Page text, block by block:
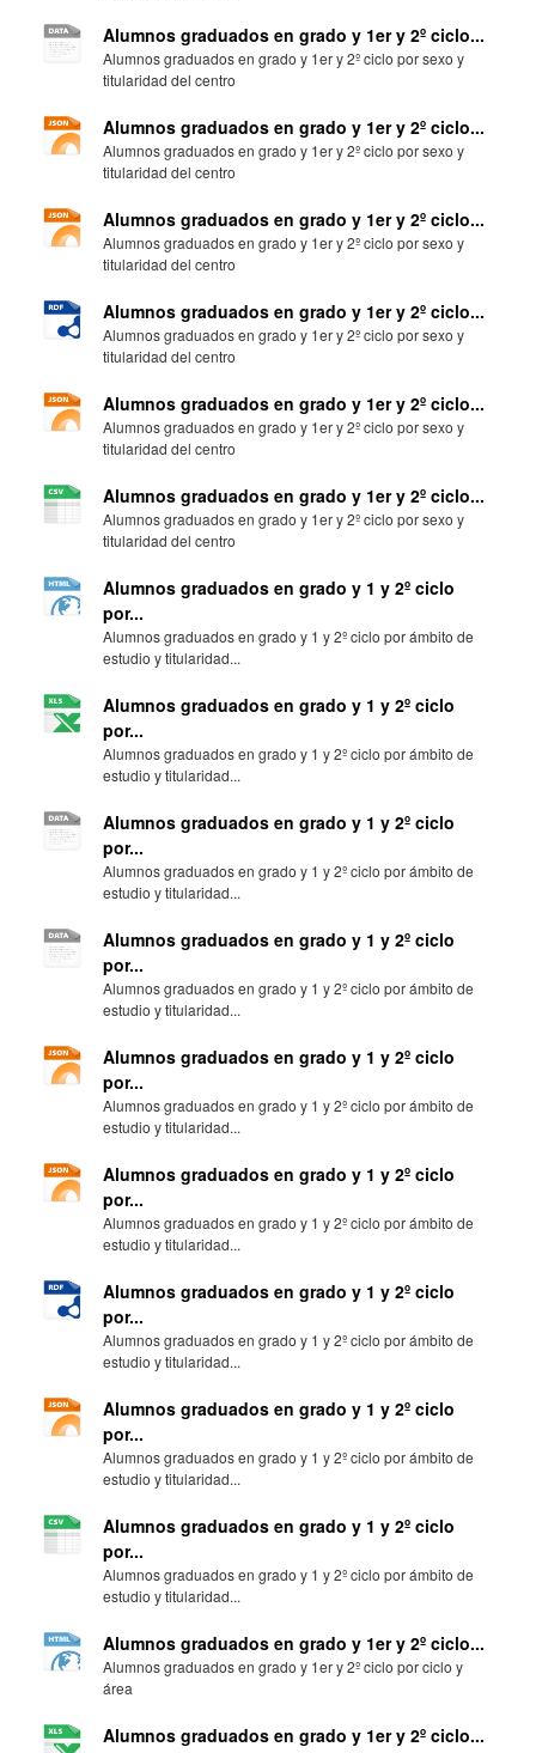
Alumnos graduados en grado y 1er y 2º ciclo...
Alumnos graduados en grado y 1er y 2º ciclo por sexo y
titularidad del centro
Alumnos graduados en grado y 1er y 2º ciclo...
Alumnos graduados en grado y 1er y 2º ciclo por sexo y
titularidad del centro
Alumnos graduados en grado y 1er y 2º ciclo...
Alumnos graduados en grado y 1er y 2º ciclo por sexo y
titularidad del centro
Alumnos graduados en grado y 1er y 2º ciclo...
Alumnos graduados en grado y 1er y 2º ciclo por sexo y
titularidad del centro
Alumnos graduados en grado y 1er y 2º ciclo...
Alumnos graduados en grado y 1er y 2º ciclo por sexo y
titularidad del centro
Alumnos graduados en grado y 1er y 2º ciclo...
Alumnos graduados en grado y 1er y 2º ciclo por sexo y
titularidad del centro
Alumnos graduados en grado y 1 y 2º ciclo
por...
Alumnos graduados en grado y 1 y 2º ciclo por ámbito de
estudio y titularidad...
Alumnos graduados en grado y 1 y 2º ciclo
por...
Alumnos graduados en grado y 1 y 2º ciclo por ámbito de
estudio y titularidad...
Alumnos graduados en grado y 1 y 2º ciclo
por...
Alumnos graduados en grado y 1 y 2º ciclo por ámbito de
estudio y titularidad...
Alumnos graduados en grado y 1 y 2º ciclo
por...
Alumnos graduados en grado y 1 y 2º ciclo por ámbito de
estudio y titularidad...
Alumnos graduados en grado y 1 y 2º ciclo
por...
Alumnos graduados en grado y 1 y 2º ciclo por ámbito de
estudio y titularidad...
Alumnos graduados en grado y 1 y 2º ciclo
por...
Alumnos graduados en grado y 1 y 2º ciclo por ámbito de
estudio y titularidad...
Alumnos graduados en grado y 1 y 2º ciclo
por...
Alumnos graduados en grado y 1 y 2º ciclo por ámbito de
estudio y titularidad...
Alumnos graduados en grado y 1 y 2º ciclo
por...
Alumnos graduados en grado y 1 y 2º ciclo por ámbito de
estudio y titularidad...
Alumnos graduados en grado y 1 y 2º ciclo
por...
Alumnos graduados en grado y 1 y 2º ciclo por ámbito de
estudio y titularidad...
Alumnos graduados en grado y 1er y 2º ciclo...
Alumnos graduados en grado y 1er y 2º ciclo por ciclo y
área
Alumnos graduados en grado y 1er y 2º ciclo...